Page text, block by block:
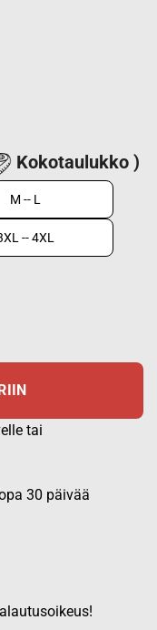
Kokotaulukko )
M -- L
-- 4XL
ruudukolla määrä
tai
30 päivää